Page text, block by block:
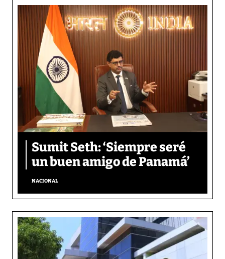
Sumit Seth: ‘Siempre seré
un buen amigo de Panamá’
NACIONAL